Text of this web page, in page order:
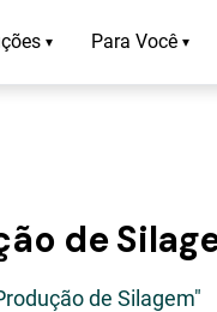
▾ Para Você ▾
de
de Silagem"